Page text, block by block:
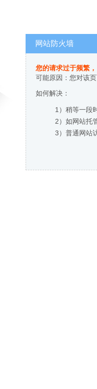
网站防火墙
您的请求过于频繁
可能原因：您对该
如何解决：
1）稍等一段
2）如网站托
3）普通网站